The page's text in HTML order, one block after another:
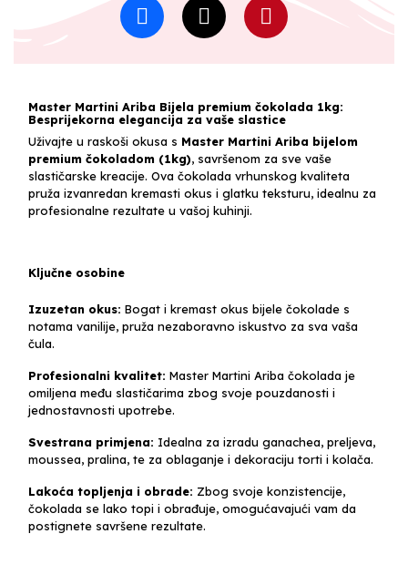
Master Martini Ariba Bijela premium čokolada 1kg:
Besprijekorna elegancija za vaše slastice
Uživajte u raskoši okusa s Master Martini Ariba bijelom
premium čokoladom (1kg), savršenom za sve vaše
slastičarske kreacije. Ova čokolada vrhunskog kvaliteta
pruža izvanredan kremasti okus i glatku teksturu, idealnu za
profesionalne rezultate u vašoj kuhinji.
Ključne osobine
Izuzetan okus: Bogat i kremast okus bijele čokolade s
notama vanilije, pruža nezaboravno iskustvo za sva vaša
čula.
Profesionalni kvalitet: Master Martini Ariba čokolada je
omiljena među slastičarima zbog svoje pouzdanosti i
jednostavnosti upotrebe.
Svestrana primjena: Idealna za izradu ganachea, preljeva,
moussea, pralina, te za oblaganje i dekoraciju torti i kolača.
Lakoća topljenja i obrade: Zbog svoje konzistencije,
čokolada se lako topi i obrađuje, omogućavajući vam da
postignete savršene rezultate.